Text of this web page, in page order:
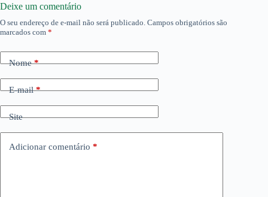
Deixe um comentário
O seu endereço de e-mail não será publicado. Campos obrigatórios são
marcados com *
Nome*
E-mail*
Site
Adicionar comentário *